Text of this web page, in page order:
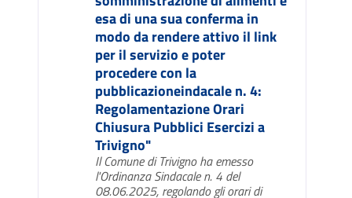
esa di una sua conferma in
modo da rendere attivo il link
per il servizio e poter
procedere con la
pubblicazioneindacale n. 4:
Regolamentazione Orari
Chiusura Pubblici Esercizi a
Trivigno"
Il Comune di Trivigno ha emesso
l'Ordinanza Sindacale n. 4 del
08.06.2025, regolando gli orari di